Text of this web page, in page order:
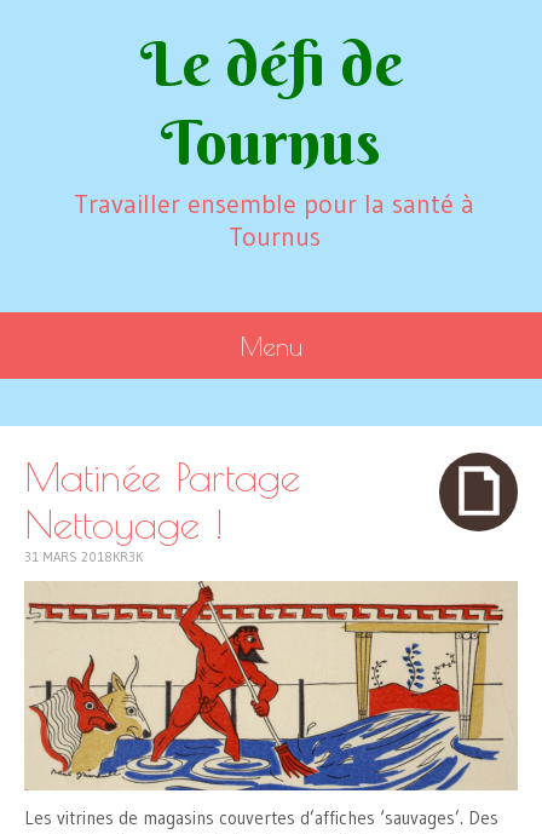
Le défi de
Tournus
Travailler ensemble pour la santé à
Tournus
Menu
Matinée Partage
Nettoyage !
31 MARS 2018KR3K
Les vitrines de magasins couvertes d’affiches ‘sauvages’. Des